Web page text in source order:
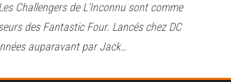
Challengers de L’Inconnu sont comme
des Fantastic Four. Lancés chez DC
auparavant par Jack…